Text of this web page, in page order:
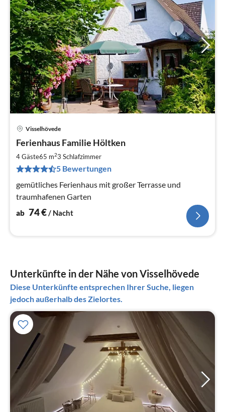
Visselhövede
Ferienhaus Familie Höltken
4 Gäste65 m23 Schlafzimmer
5 Bewertungen
gemütliches Ferienhaus mit großer Terrasse und
traumhafenen Garten
ab 74€/ Nacht
Unterkünfte in der Nähe von Visselhövede
Diese Unterkünfte entsprechen Ihrer Suche, liegen
jedoch außerhalb des Zielortes.